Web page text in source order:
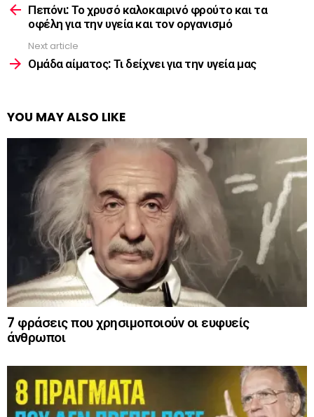
moreΠεπόνι: Το χρυσό καλοκαιρινό φρούτο και τα
οφέλη για την υγεία και τον οργανισμό
Next article
Ομάδα αίματος: Τι δείχνει για την υγεία μας
YOU MAY ALSO LIKE
7 φράσεις που χρησιμοποιούν οι ευφυείς
άνθρωποι